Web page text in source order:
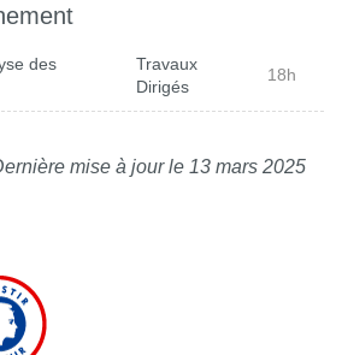
des
Travaux
Dirigés
18h
mise à jour le 13 mars 2025